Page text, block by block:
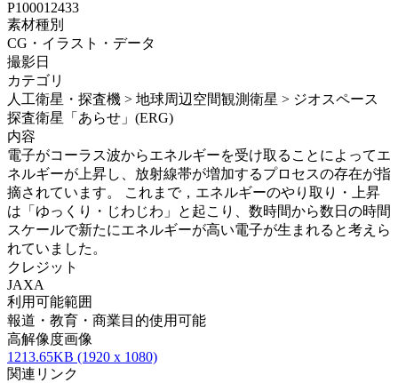
P100012433
素材種別
CG・イラスト・データ
撮影日
カテゴリ
人工衛星・探査機 > 地球周辺空間観測衛星 > ジオスペース
探査衛星「あらせ」(ERG)
内容
電子がコーラス波からエネルギーを受け取ることによってエ
ネルギーが上昇し、放射線帯が増加するプロセスの存在が指
摘されています。 これまで，エネルギーのやり取り・上昇
は「ゆっくり・じわじわ」と起こり、数時間から数日の時間
スケールで新たにエネルギーが高い電子が生まれると考えら
れていました。
クレジット
JAXA
利用可能範囲
報道・教育・商業目的使用可能
高解像度画像
1213.65KB (1920 x 1080)
関連リンク